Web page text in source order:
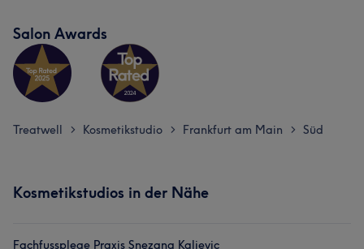
Salon Awards
Treatwell > Kosmetikstudio > Frankfurt am Main > Süd
Kosmetikstudios in der Nähe
Fachfussplege Praxis Snezana Kaljevic